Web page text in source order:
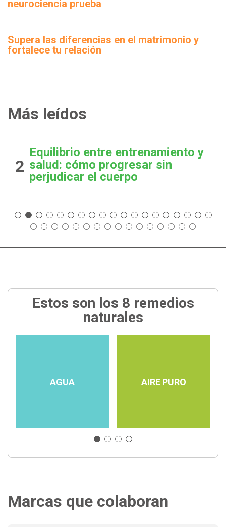
neurociencia prueba
Supera las diferencias en el matrimonio y
fortalece tu relación
Más leídos
2
Equilibrio entre entrenamiento y
salud: cómo progresar sin
perjudicar el cuerpo
Estos son los 8 remedios
naturales
AGUA AIRE PURO
Marcas que colaboran